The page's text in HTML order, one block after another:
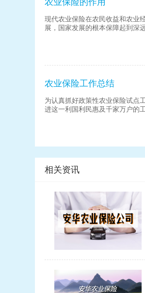
农业保险的作用
现代农业保险在农民收益和农业
展，国家发展的根本保障起到深
农业保险工作总结
为认真抓好政策性农业保险试点
进这一利国利民惠及千家万户的
相关资讯